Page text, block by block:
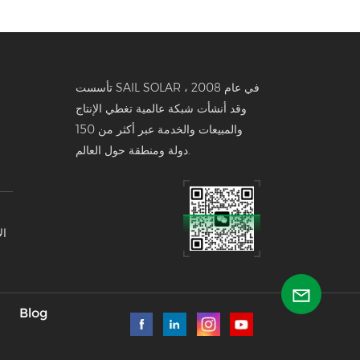
تأسست SAIL SOLAR في عام 2008 ،
وقد أنشأت شبكة عالمية تغطي الإنتاج
والمبيعات والخدمة عبر أكثر من 150
دولة ومنطقة حول العالم.
Blog